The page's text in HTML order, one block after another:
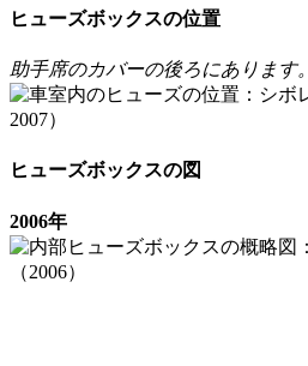
ヒューズボックスの位置
助手席のカバーの後ろにあります。
ヒューズボックスの図
2006年